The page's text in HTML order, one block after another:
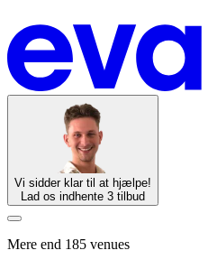
Vi sidder klar til at hjælpe!
Lad os indhente 3 tilbud
Mere end 185 venues